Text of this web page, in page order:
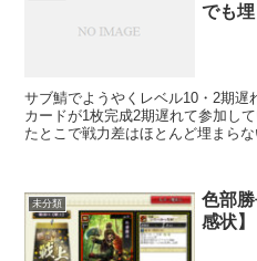
でも
サブ鯖でようやくレベル10・2期遅
カードが1枚完成2期遅れて参加し
たとこで戦力差はほとんど埋まら
未分類
色部
感状